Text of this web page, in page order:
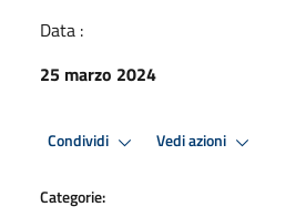
Data :
25 marzo 2024
Condividi Vedi azioni
Categorie: